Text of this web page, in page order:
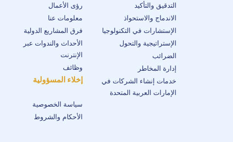
التدقيق والتأكيد
الاندماج والاستحواذ
الإستشارات في التكنولوجيا
الإستراتيجية والتحول
الضرائب
إدارة المخاطر
خدمات إنشاء الشركات في
الإمارات العربية المتحدة
رؤى الأعمال
معلومات عنا
فرق المشاريع الدولية
الأحداث والندوات عبر
الإنترنت
وظائف
إخلاء المسؤولية
سياسة الخصوصية
الأحكام والشروط